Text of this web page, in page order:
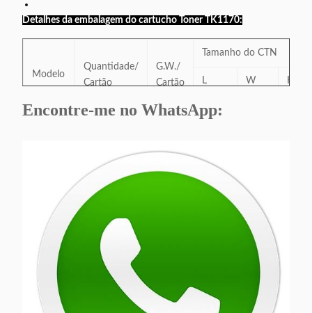
Detalhes da embalagem do cartucho Toner TK1170:
Modelo
Quantidade/
Cartão
G.W./
Cartão
Tamanho do CTN
L
W
H
Encontre-me no WhatsApp: